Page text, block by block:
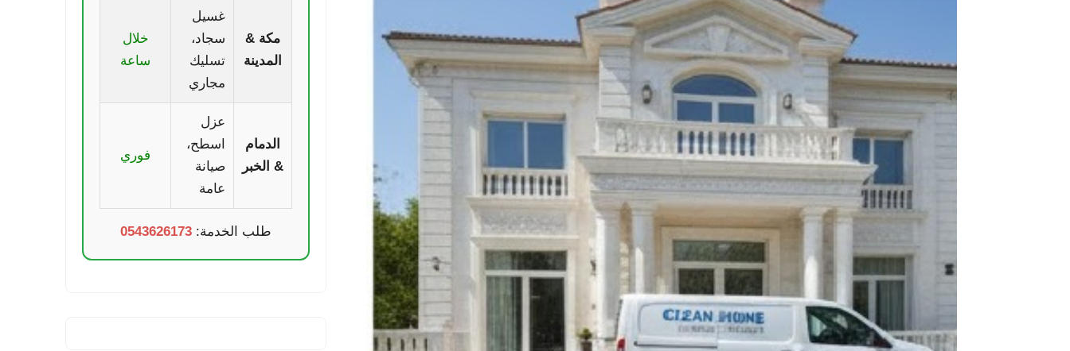
مكة &
المدينة
غسيل
سجاد،
تسليك
مجاري
خلال
ساعة
الدمام
& الخبر
عزل
اسطح،
صيانة
عامة
فوري
طلب الخدمة: 0543626173